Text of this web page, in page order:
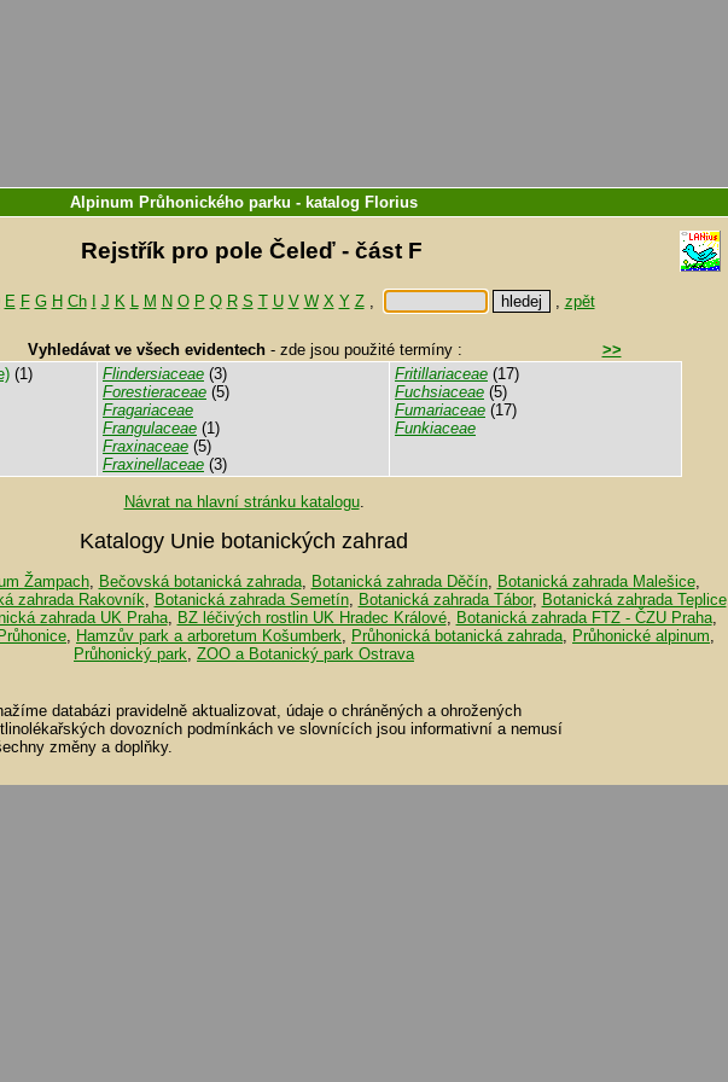
Alpinum Průhonického parku - katalog Florius
Rejstřík pro pole Čeleď - část F
E F G H Ch J K L M N O P Q R S T U V W X Y Z, , zpět
Vyhledávat ve všech evidentech- zde jsou použité termíny :
>>
(1)
Flindersiaceae (3)
Forestieraceae (5)
Fragariaceae
Frangulaceae (1)
Fraxinaceae (5)
Fraxinellaceae (3)
Fritillariaceae (17)
Fuchsiaceae (5)
Fumariaceae (17)
Funkiaceae
Návrat na hlavní stránku katalogu.
Katalogy Unie botanických zahrad
Žampach, Bečovská botanická zahrada, Botanická zahrada Děčín, Botanická zahrada Malešice,
zahrada Rakovník Botanická zahrada Semetín, Botanická zahrada Tábor, Botanická zahrada Teplice,
zahrada UK Praha, BZ léčivých rostlin UK Hradec Králové, Botanická zahrada FTZ - ČZU Praha,
Hamzův park a arboretum Košumberk Průhonická botanická zahrada Průhonické alpinum
Průhonický park ZOO a Botanický park Ostrava
databázi pravidelně aktualizovat, údaje o chráněných a ohrožených
dovozních podmínkách ve slovnících jsou informativní a nemusí
změny a doplňky.